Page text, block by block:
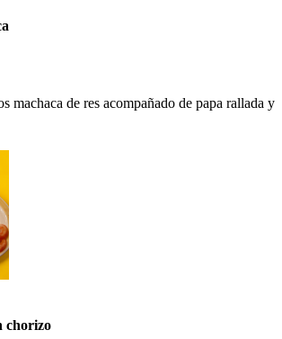
machaca de res acompañado de papa rallada y
chorizo